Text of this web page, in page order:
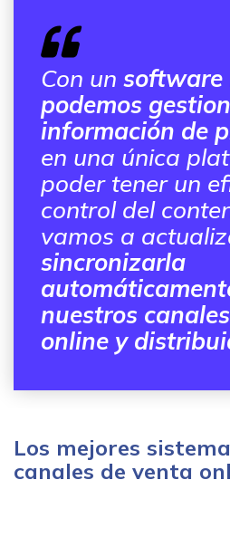
Con un software
podemos
información de
en una única
poder tener un
control del
vamos a
sincronizarla
nuestros
online y
Los mejores
canales de venta